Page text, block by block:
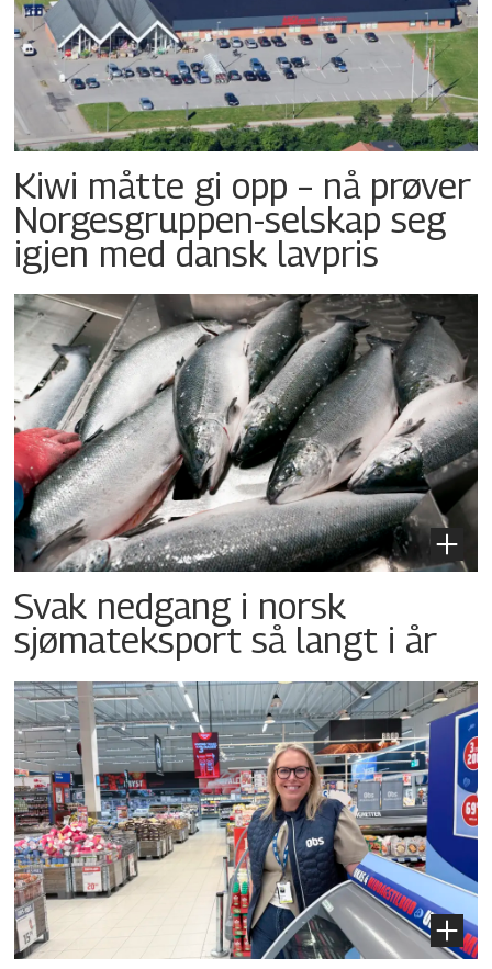
Kiwi måtte gi opp – nå prøver
Norgesgruppen-selskap seg
igjen med dansk lavpris
Svak nedgang i norsk
sjømateksport så langt i år